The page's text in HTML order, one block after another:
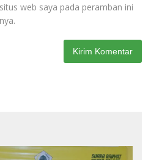
web saya pada peramban ini